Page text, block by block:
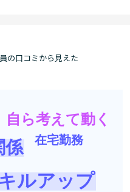
の口コミから見えた
ルアップ
係
自ら考えて動く
在宅勤務